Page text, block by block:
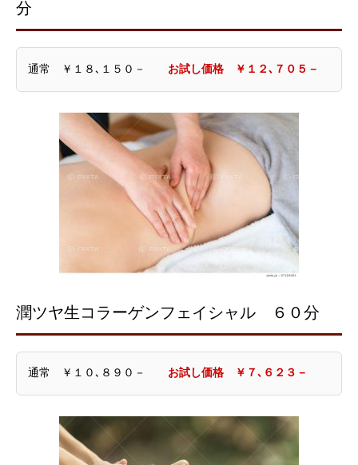
分
通常 ￥１８､１５０－ お試し価格 ￥１２､７０５－
潤ツヤ生コラーゲンフェイシャル ６０分
通常 ￥１０､８９０－ お試し価格 ￥７､６２３－